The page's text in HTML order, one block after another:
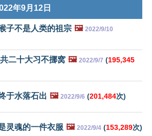
年9月12日
子不是人类的祖宗 🖼️ 2022/9/10
二十大习不挪窝 🖼️ 2022/9/7 (195,345
于水落石出 🖼️ 2022/9/6 (201,484次)
灵魂的一件衣服 🖼️ 2022/9/4 (153,289次)